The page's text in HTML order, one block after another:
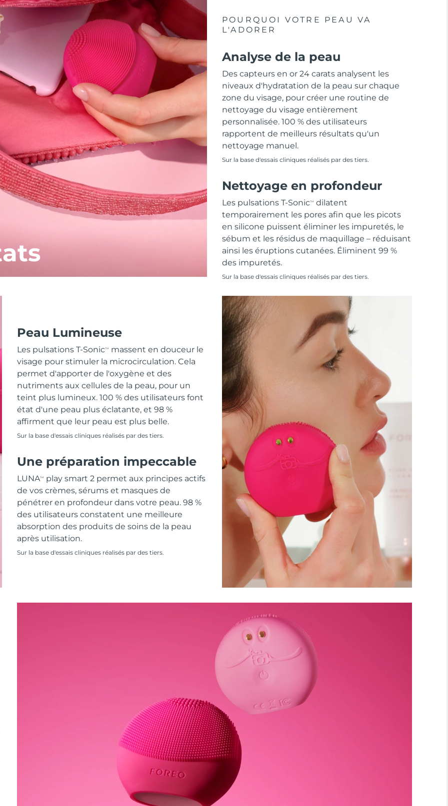
POURQUOI VOTRE PEAU VA
L'ADORER
Analyse de la peau
Des capteurs en or 24 carats analysent les
niveaux d'hydratation de la peau sur chaque
zone du visage, pour créer une routine de
nettoyage du visage entièrement
personnalisée. 100 % des utilisateurs
rapportent de meilleurs résultats qu'un
nettoyage manuel.
Sur la base d'essais cliniques réalisés par des tiers.
Nettoyage en profondeur
Les pulsations T-SonicTM
dilatent
temporairement les pores afin que les picots
en silicone puissent éliminer les impuretés, le
sébum et les résidus de maquillage – réduisant
ainsi les éruptions cutanées. Éliminent 99 %
des impuretés.
Sur la base d'essais cliniques réalisés par des tiers.
Peau Lumineuse
Les pulsations T-SonicTM
massent en douceur le
visage pour stimuler la microcirculation. Cela
permet d'apporter de l'oxygène et des
nutriments aux cellules de la peau, pour un
teint plus lumineux. 100 % des utilisateurs font
état d'une peau plus éclatante, et 98 %
affirment que leur peau est plus belle.
Sur la base d'essais cliniques réalisés par des tiers.
Une préparation impeccable
LUNATM
play smart 2 permet aux principes actifs
de vos crèmes, sérums et masques de
pénétrer en profondeur dans votre peau. 98 %
des utilisateurs constatent une meilleure
absorption des produits de soins de la peau
après utilisation.
Sur la base d'essais cliniques réalisés par des tiers.